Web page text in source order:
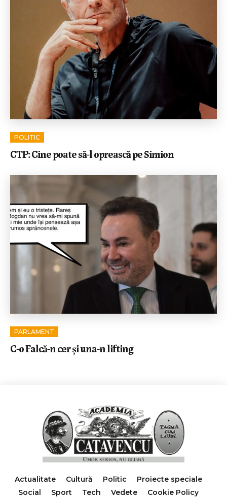
POLITIC
CTP: Cine poate să-l oprească pe Simion
PARLAMENT
C-o Falcă-n cer și una-n lifting
Actualitate Cultură Politic
Proiecte speciale
Social
Sport Tech Vedete
Cookie Policy